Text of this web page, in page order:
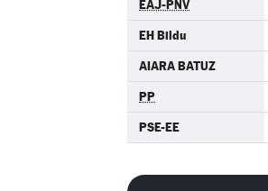
EAJ-PNV
EH Bildu
AIARA BATUZ
PP
PSE-EE